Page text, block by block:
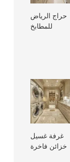
حراج الرياض
للمطابخ
غرفة غسيل
خزائن فاخرة